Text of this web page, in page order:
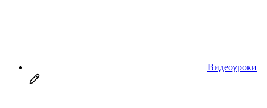
Видеоуроки